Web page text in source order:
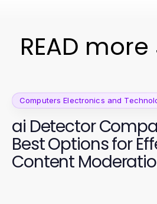
READ
Computers Electronics and
ai Detector
Best Options for
Content